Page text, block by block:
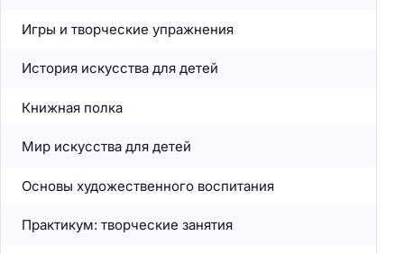
Игры и творческие упражнения
История искусства для детей
Книжная полка
Мир искусства для детей
Основы художественного воспитания
Практикум: творческие занятия